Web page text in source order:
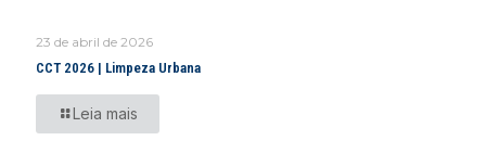
23 de abril de 2026
CCT 2026 | Limpeza Urbana
Leia mais